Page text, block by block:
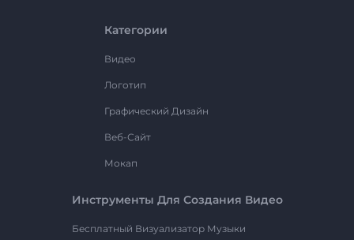
Категории
Видео
Логотип
Графический Дизайн
Веб-Сайт
Мокап
Инструменты Для Создания Видео
Бесплатный Визуализатор Музыки